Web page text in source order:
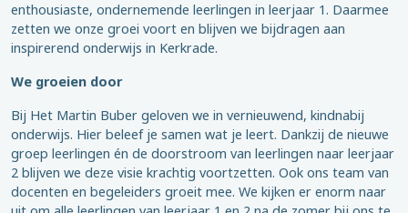
enthousiaste, ondernemende leerlingen in leerjaar 1. Daarmee
zetten we onze groei voort en blijven we bijdragen aan
inspirerend onderwijs in Kerkrade.
We groeien door
Bij Het Martin Buber geloven we in vernieuwend, kindnabij
onderwijs. Hier beleef je samen wat je leert. Dankzij de nieuwe
groep leerlingen én de doorstroom van leerlingen naar leerjaar
2 blijven we deze visie krachtig voortzetten. Ook ons team van
docenten en begeleiders groeit mee. We kijken er enorm naar